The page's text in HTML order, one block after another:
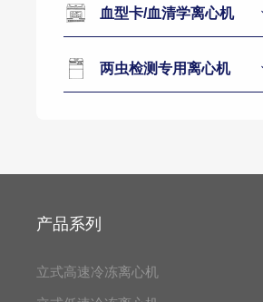
血型卡/血清学离心机
两虫检测专用离心机
产品系列
立式高速冷冻离心机